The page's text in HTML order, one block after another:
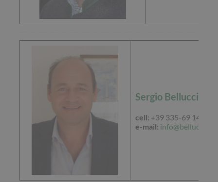
Sergio Bellucci
cell: +39 335-69 14 702
e-mail: